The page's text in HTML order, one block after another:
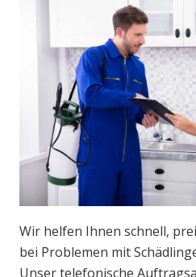
Wir helfen Ihnen schnell,
bei Problemen mit
Unser telefonische Auftragsannahme ist 24 Stunden